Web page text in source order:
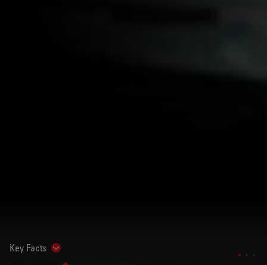
Key Facts Show subnavigation